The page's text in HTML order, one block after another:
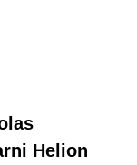
Helion